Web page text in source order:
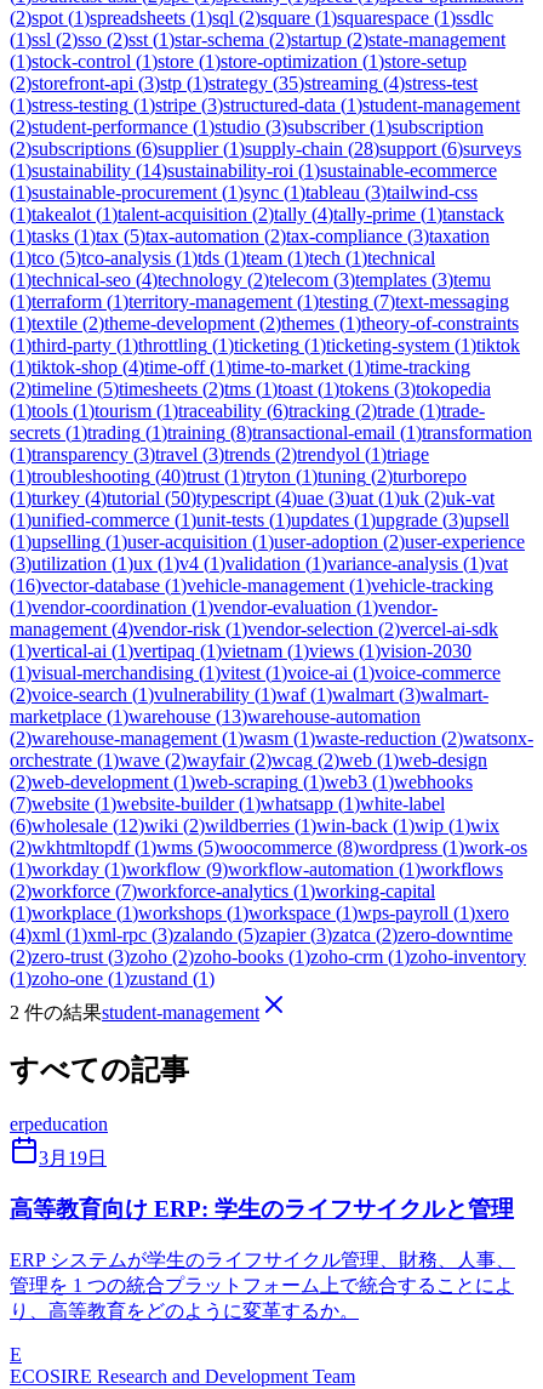
(2)spot (1)spreadsheets (1)sql (2)square (1)squarespace (1)ssdlc
(1)ssl (2)sso (2)sst (1)star-schema (2)startup (2)state-management
(1)stock-control (1)store (1)store-optimization (1)store-setup
(2)storefront-api (3)stp (1)strategy (35)streaming (4)stress-test
(1)stress-testing (1)stripe (3)structured-data (1)student-management
(2)student-performance (1)studio (3)subscriber(1)subscription
(2)subscriptions (6)supplier(1)supply-chain (28)support (6)surveys
(1)sustainability (14)sustainability-roi (1)sustainable-ecommerce
(1)sustainable-procurement (1)sync (1)tableau (3)tailwind-css
(1)takealot (1)talent-acquisition (2)tally (4)tally-prime (1)tanstack
(1)tasks (1)tax (5)tax-automation (2)tax-compliance (3)taxation
(1)tco (5)tco-analysis (1)tds (1)team (1)tech (1)technical
(1)technical-seo (4)technology (2)telecom (3)templates (3)temu
(1)terraform (1)territory-management (1)testing (7)text-messaging
(1)textile (2)theme-development (2)themes (1)theory-of-constraints
(1)third-party (1)throttling (1)ticketing (1)ticketing-system (1)tiktok
(1)tiktok-shop (4)time-off(1)time-to-market (1)time-tracking
(2)timeline (5)timesheets (2)tms (1)toast (1)tokens (3)tokopedia
(1)tools (1)tourism (1)traceability (6)tracking (2)trade (1)trade-
secrets (1)trading (1)training (8)transactional-email (1)transformation
(1)transparency (3)travel (3)trends (2)trendyol (1)triage
(1)troubleshooting (40)trust (1)tryton (1)tuning (2)turborepo
(1)turkey (4)tutorial (50)typescript (4)uae (3)uat (1)uk (2)uk-vat
(1)unified-commerce (1)unit-tests (1)updates (1)upgrade (3)upsell
(1)upselling (1)user-acquisition (1)user-adoption (2)user-experience
(3)utilization (1)ux (1)v4 (1)validation (1)variance-analysis (1)vat
(16)vector-database (1)vehicle-management (1)vehicle-tracking
(1)vendor-coordination (1)vendor-evaluation (1)vendor-
management (4)vendor-risk (1)vendor-selection (2)vercel-ai-sdk
(1)vertical-ai (1)vertipaq (1)vietnam (1)views (1)vision-2030
(1)visual-merchandising (1)vitest (1)voice-ai (1)voice-commerce
(2)voice-search (1)vulnerability (1)waf(1)walmart (3)walmart-
marketplace (1)warehouse (13)warehouse-automation
(2)warehouse-management (1)wasm (1)waste-reduction (2)watsonx-
orchestrate (1)wave (2)wayfair(2)wcag (2)web (1)web-design
(2)web-development (1)web-scraping (1)web3 (1)webhooks
(7)website (1)website-builder(1)whatsapp (1)white-label
(6)wholesale (12)wiki (2)wildberries (1)win-back (1)wip (1)wix
(2)wkhtmltopdf(1)wms (5)woocommerce (8)wordpress (1)work-os
(1)workday (1)workflow (9)workflow-automation (1)workflows
(2)workforce (7)workforce-analytics (1)working-capital
(1)workplace (1)workshops (1)workspace (1)wps-payroll (1)xero
(4)xml (1)xml-rpc (3)zalando (5)zapier(3)zatca (2)zero-downtime
(2)zero-trust (3)zoho (2)zoho-books (1)zoho-crm (1)zoho-inventory
(1)zoho-one (1)zustand (1)
2 件の結果student-management
すべての記事
erpeducation
3月19日
高等教育向け ERP: 学生のライフサイクルと管理
ERP システムが学生のライフサイクル管理、財務、人事、
管理を 1 つの統合プラットフォーム上で統合することによ
り、高等教育をどのように変革するか。
E
ECOSIRE Research and Development Team